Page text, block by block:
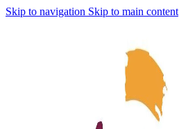
Skip to navigation Skip to main content